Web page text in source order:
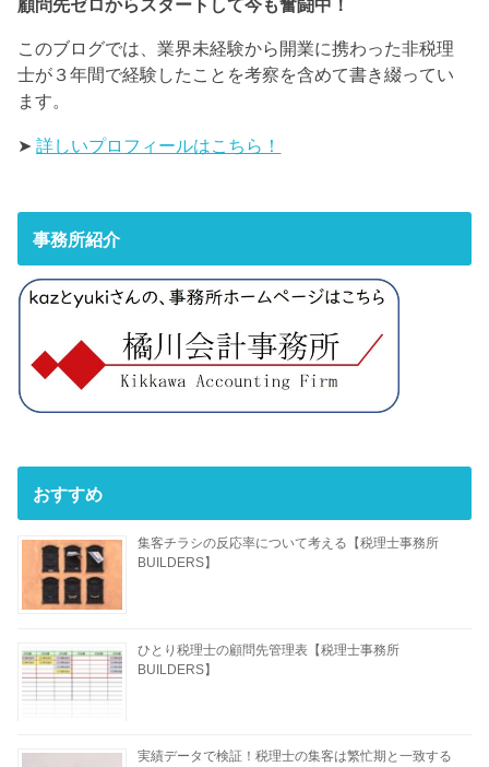
顧問先ゼロからスタートして今も奮闘中！
このブログでは、業界未経験から開業に携わった非税理
士が３年間で経験したことを考察を含めて書き綴ってい
ます。
➤詳しいプロフィールはこちら！
事務所紹介
おすすめ
集客チラシの反応率について考える【税理士事務所
BUILDERS】
ひとり税理士の顧問先管理表【税理士事務所
BUILDERS】
実績データで検証！税理士の集客は繁忙期と一致する